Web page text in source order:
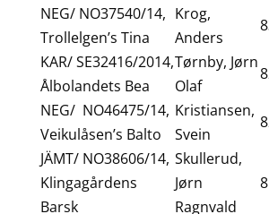
NEG/ NO37540/14,
Trollelgen’s Tina
Krog,
Anders
KAR/ SE32416/2014,
Ålbolandets Bea
Tørnby, Jørn
Olaf
NEG/ NO46475/14,
Veikulåsen’s Balto
Kristiansen,
Svein
JÄMT/ NO38606/14,
Klingagårdens
Barsk
Skullerud,
Jørn
Ragnvald